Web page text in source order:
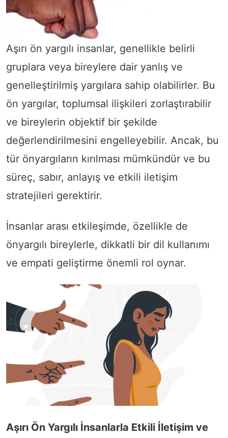
Aşırı ön yargılı insanlar, genellikle belirli
gruplara veya bireylere dair yanlış ve
genelleştirilmiş yargılara sahip olabilirler. Bu
ön yargılar, toplumsal ilişkileri zorlaştırabilir
ve bireylerin objektif bir şekilde
değerlendirilmesini engelleyebilir. Ancak, bu
tür önyargıların kırılması mümkündür ve bu
süreç, sabır, anlayış ve etkili iletişim
stratejileri gerektirir.
İnsanlar arası etkileşimde, özellikle de
önyargılı bireylerle, dikkatli bir dil kullanımı
ve empati geliştirme önemli rol oynar.
Aşırı Ön Yargılı İnsanlarla Etkili İletişim ve